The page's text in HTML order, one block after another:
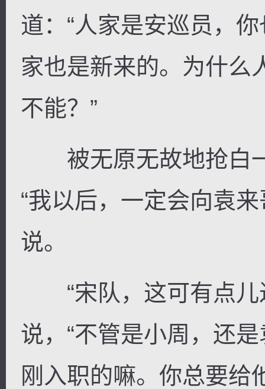
道：“人家是安巡员，
家也是新来的。为什么
不能？”
被无原无故地抢白
“我以后，一定会向袁
说。
“宋队，这可有点儿
说，“不管是小周，还
刚入职的嘛。你总要给